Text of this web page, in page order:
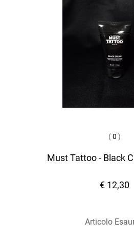
(0 )
Must Tattoo - Black
€ 12,30
Articolo